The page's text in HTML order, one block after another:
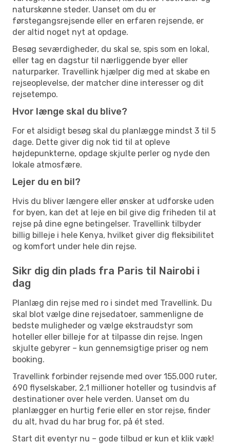
naturskønne steder. Uanset om du er
førstegangsrejsende eller en erfaren rejsende, er
der altid noget nyt at opdage.
Besøg seværdigheder, du skal se, spis som en lokal,
eller tag en dagstur til nærliggende byer eller
naturparker. Travellink hjælper dig med at skabe en
rejseoplevelse, der matcher dine interesser og dit
rejsetempo.
Hvor længe skal du blive?
For et alsidigt besøg skal du planlægge mindst 3 til 5
dage. Dette giver dig nok tid til at opleve
højdepunkterne, opdage skjulte perler og nyde den
lokale atmosfære.
Lejer du en bil?
Hvis du bliver længere eller ønsker at udforske uden
for byen, kan det at leje en bil give dig friheden til at
rejse på dine egne betingelser. Travellink tilbyder
billig billeje i hele Kenya, hvilket giver dig fleksibilitet
og komfort under hele din rejse.
Sikr dig din plads fra Paris til Nairobi i
dag
Planlæg din rejse med ro i sindet med Travellink. Du
skal blot vælge dine rejsedatoer, sammenligne de
bedste muligheder og vælge ekstraudstyr som
hoteller eller billeje for at tilpasse din rejse. Ingen
skjulte gebyrer – kun gennemsigtige priser og nem
booking.
Travellink forbinder rejsende med over 155.000 ruter,
690 flyselskaber, 2,1 millioner hoteller og tusindvis af
destinationer over hele verden. Uanset om du
planlægger en hurtig ferie eller en stor rejse, finder
du alt, hvad du har brug for, på ét sted.
Start dit eventyr nu – gode tilbud er kun et klik væk!